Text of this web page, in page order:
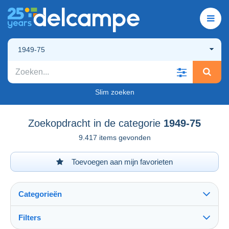
1949-75
Slim zoeken
Zoekopdracht in de categorie 1949-75
9.417 items gevonden
Toevoegen aan mijn favorieten
Categorieën
Filters